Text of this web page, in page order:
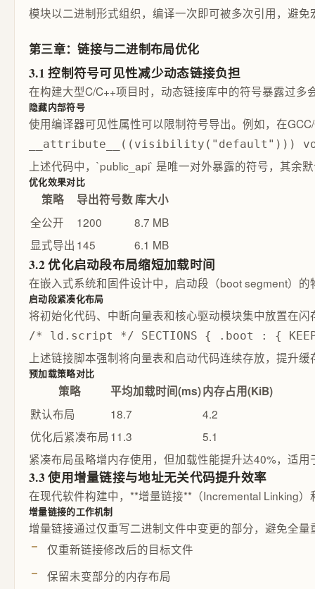
模块以二进制形式组织，编译一次即可被多次引用，避
第三章：链接与二进制布局优化
3.1 控制符号可见性减少动态链接负担
在构建大型C/C++项目时，动态链接库中的符号暴露过
隐藏内部符号
使用编译器可见性属性可以限制符号导出。例如，在
__attribute__((visibility("default")))
上述代码中，`public_api` 是唯一对外暴露的符号，其余
优化效果对比
策略 导出符号数库大小
全公开
1200
8.7 MB
显式导出 145 6.1 MB
3.2 优化启动段布局缩短加载时间
在嵌入式系统和固件设计中，启动段（boot segment）
启动段紧凑化布局
将初始化代码、中断向量表和核心驱动模块集中放置在
/* ld.script */ SECTIONS { .boot : {
上述链接脚本强制将向量表和启动代码连续存放，提升
预加载策略对比
策略 平均加载时间(ms)内存占用(KiB)
默认布局
18.7
4.2
优化后紧凑布局 11.3
5.1
紧凑布局虽略增内存使用，但加载性能提升达40%，适
3.3 使用增量链接与地址无关代码提升效率
在现代软件构建中，**增量链接**（Incremental Linking
增量链接的工作机制
增量链接通过仅重写二进制文件中变更的部分，避免全
仅重新链接修改后的目标文件
保留未变部分的内存布局